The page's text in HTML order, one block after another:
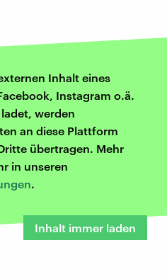
Inhalt eines
Instagram o.ä.
werden
an diese Plattform
übertragen. Mehr
in unseren
.
Inhalt immer laden